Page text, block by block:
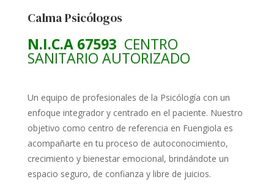
Calma Psicólogos
N.I.C.A 67593 CENTRO
SANITARIO AUTORIZADO
Un equipo de profesionales de la Psicólogía con un
enfoque integrador y centrado en el paciente. Nuestro
objetivo como centro de referencia en Fuengiola es
acompañarte en tu proceso de autoconocimiento,
crecimiento y bienestar emocional, brindándote un
espacio seguro, de confianza y libre de juicios.